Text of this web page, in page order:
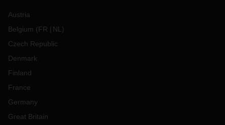
Austria
Belgium (FR NL )
Czech Republic
Denmark
Finland
France
Germany
Great Britain